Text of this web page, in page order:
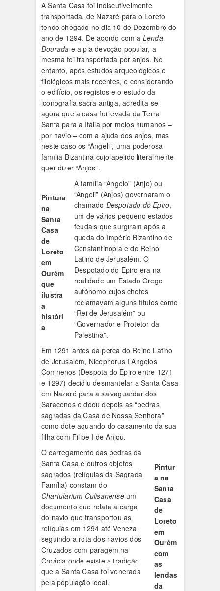
A Santa Casa foi indiscutivelmente
transportada, de Nazaré para o Loreto
tendo chegado no dia 10 de Dezembro do
ano de 1294. De acordo com a Lenda
Dourada e a pia devoção popular, a
mesma foi transportada por anjos. No
entanto, após estudos arqueológicos e
filológicos mais recentes, e considerando
o edifício, os registos e o estudo da
iconografia sacra antiga, acredita-se
agora que a casa foi levada da Terra
Santa para a Itália por meios humanos –
por navio – com a ajuda dos anjos, mas
neste caso os “Angeli”, uma poderosa
família Bizantina cujo apelido literalmente
quer dizer “Anjos”.
Pintura
na
Santa
Casa
de
Loreto
em
Ourém
que
ilustra
a
históri
a
A família “Angelo” (Anjo) ou
“Angeli” (Anjos) governaram o
chamado Despotado do Epiro,
um de vários pequeno estados
feudais que surgiram após a
queda do Império Bizantino de
Constantinopla e do Reino
Latino de Jerusalém. O
Despotado do Epiro era na
realidade um Estado Grego
autónomo cujos chefes
reclamavam alguns títulos como
“Rei de Jerusalém” ou
“Governador e Protetor da
Palestina”.
Em 1291 antes da perca do Reino Latino
de Jerusalém, Nicephorus I Angelos
Comnenos (Despota do Epiro entre 1271
e 1297) decidiu desmantelar a Santa Casa
em Nazaré para a salvaguardar dos
Saracenos e doou depois as “pedras
sagradas da Casa de Nossa Senhora”
como dote aquando do casamento da sua
filha com Filipe I de Anjou.
Pintur
a na
Santa
Casa
de
Loreto
em
Ourém
com
as
lendas
da
O carregamento das pedras da
Santa Casa e outros objetos
sagrados (relíquias da Sagrada
Família) constam do
Chartularium Culisanenseum
documento que relata a carga
do navio que transportou as
relíquias em 1294 até Veneza,
seguindo a rota dos navios dos
Cruzados com paragem na
Croácia onde existe a tradição
que a Santa Casa foi venerada
pela população local.